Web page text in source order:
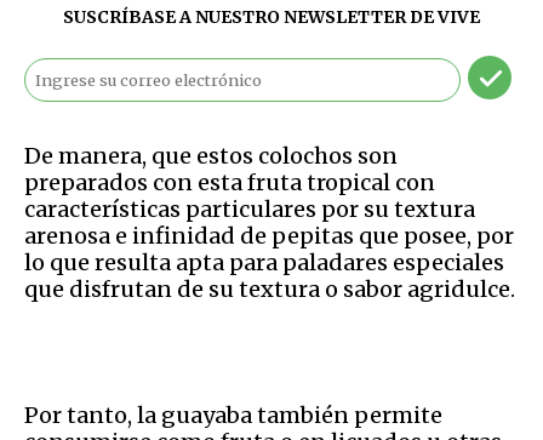
SUSCRÍBASE A NUESTRO NEWSLETTER DEVIVE
De manera, que estos colochos son
preparados con esta fruta tropical con
características particulares por su textura
arenosa e infinidad de pepitas que posee, por
lo que resulta apta para paladares especiales
que disfrutan de su textura o sabor agridulce.
Por tanto, la guayaba también permite